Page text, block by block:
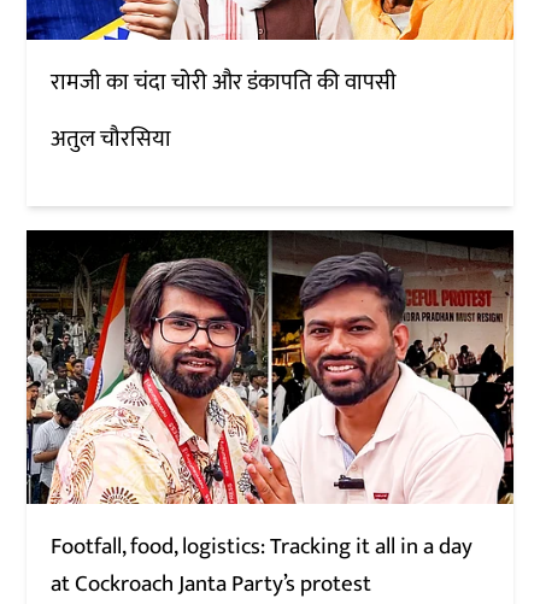
रामजी का चंदा चोरी और डंकापति की वापसी
अतुल चौरसिया
Footfall, food, logistics: Tracking it all in a day
at Cockroach Janta Party’s protest